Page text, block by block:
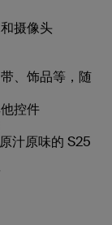
摄像头
、饰品等，随
控件
汁原味的 S25